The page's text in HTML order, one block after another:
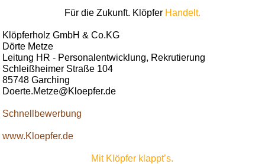
Für die Zukunft. Klöpfer Handelt.
Klöpferholz GmbH & Co.KG
Dörte Metze
Leitung HR - Personalentwicklung, Rekrutierung
Schleißheimer Straße 104
85748 Garching
Doerte.Metze@Kloepfer.de
Schnellbewerbung
www.Kloepfer.de
Mit Klöpfer klappt’s.